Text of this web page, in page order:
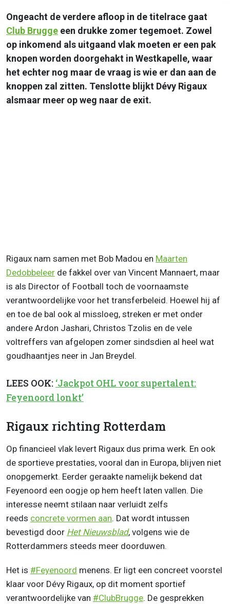
Ongeacht de verdere afloop in de titelrace gaat
Club Brugge een drukke zomer tegemoet. Zowel
op inkomend als uitgaand vlak moeten er een pak
knopen worden doorgehakt in Westkapelle, waar
het echter nog maar de vraag is wie er dan aan de
knoppen zal zitten. Tenslotte blijkt Dévy Rigaux
alsmaar meer op weg naar de exit.
Rigaux nam samen met Bob Madou en Maarten
Dedobbeleer de fakkel over van Vincent Mannaert, maar
is als Director of Football toch de voornaamste
verantwoordelijke voor het transferbeleid. Hoewel hij af
en toe de bal ook al missloeg, streken er met onder
andere Ardon Jashari, Christos Tzolis en de vele
voltreffers van afgelopen zomer sindsdien al heel wat
goudhaantjes neer in Jan Breydel.
LEES OOK: ‘Jackpot OHL voor supertalent:
Feyenoord lonkt’
Rigaux richting Rotterdam
Op financieel vlak levert Rigaux dus prima werk. En ook
de sportieve prestaties, vooral dan in Europa, blijven niet
onopgemerkt. Eerder geraakte namelijk bekend dat
Feyenoord een oogje op hem heeft laten vallen. Die
interesse neemt stilaan naar verluidt zelfs
reeds concrete vormen aan. Dat wordt intussen
bevestigd door Het Nieuwsblad, volgens wie de
Rotterdammers steeds meer doorduwen.
Het is #Feyenoord menens. Er ligt een concreet voorstel
klaar voor Dévy Rigaux, op dit moment sportief
verantwoordelijke van #ClubBrugge. De gesprekken